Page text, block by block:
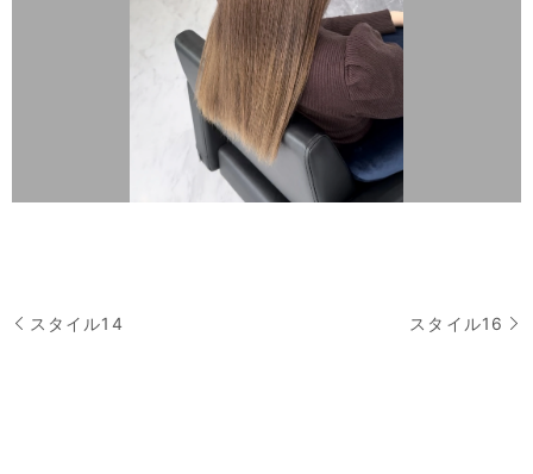
スタイル14 スタイル16